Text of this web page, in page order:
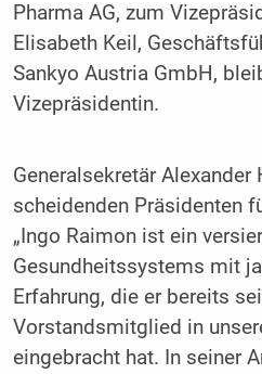
Pharma AG, zum
Elisabeth Keil,
Sankyo Austria GmbH,
Vizepräsidentin.
Generalsekretär
scheidenden Präsidenten
„Ingo Raimon ist ein
Gesundheitssystems mit
Erfahrung, die er bereits
Vorstandsmitglied in
eingebracht hat. In seiner